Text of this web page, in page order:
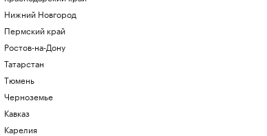
Нижний Новгород
Пермский край
Ростов-на-Дону
Татарстан
Тюмень
Черноземье
Кавказ
Карелия